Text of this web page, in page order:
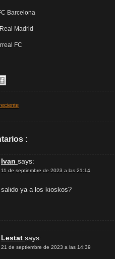
Barcelona
Madrid
FC
:
Ivan says:
11 de septiembre de 2023 a las 21:14
salido ya a los kioskos?
Lestat says:
21 de septiembre de 2023 a las 14:39